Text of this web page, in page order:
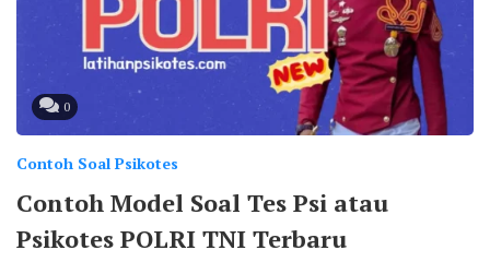
0
Contoh Soal Psikotes
Contoh Model Soal Tes Psi atau
Psikotes POLRI TNI Terbaru